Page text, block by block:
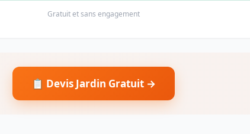
Gratuit et sans engagement
📋 Devis Jardin Gratuit →